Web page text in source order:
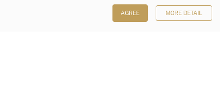
AGREE MORE DETAIL